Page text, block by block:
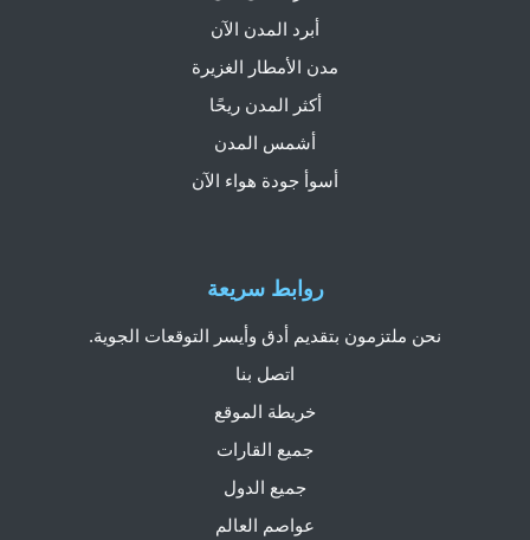
روابط سريعة
نحن ملتزمون بتقديم أدق وأيسر التوقعات الجوية.
اتصل بنا
خريطة الموقع
جميع القارات
جميع الدول
عواصم العالم
أبرد المدن الآن
مدن الأمطار الغزيرة
أكثر المدن ريحًا
أشمس المدن
أسوأ جودة هواء الآن